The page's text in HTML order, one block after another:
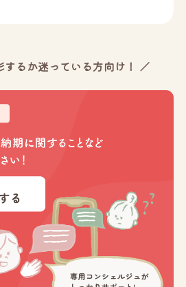
するか迷っている方向け！ ／